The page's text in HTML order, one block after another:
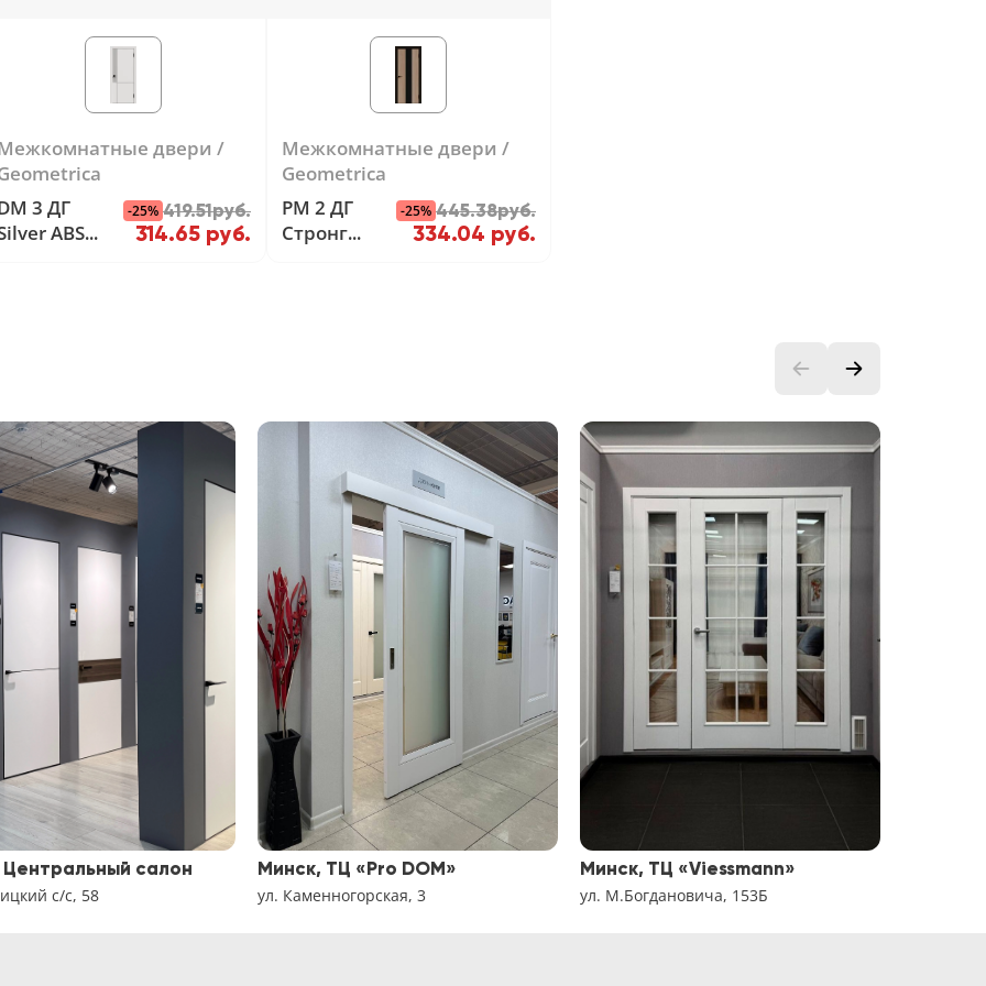
двери
3 ДГ
ABS
-25% 419.51руб.
314.65 руб.
Межкомнатные двери
Geometrica
PM 2 ДГ
Стронг
-25% 445.38руб.
334.04 руб.
салон
с/с, 58
Минск, ТЦ «Pro DOM»
ул. Каменногорская, 3
Минск, ТЦ «Viessmann»
ул. М.Богдановича, 153Б